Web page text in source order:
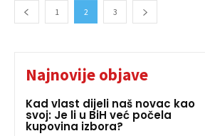
1 2 3
Najnovije objave
Kad vlast dijeli naš novac kao
svoj: Je li u BiH već počela
kupovina izbora?